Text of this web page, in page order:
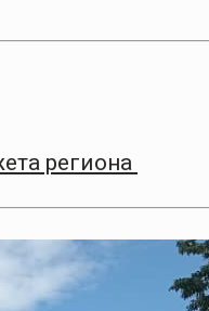
региона